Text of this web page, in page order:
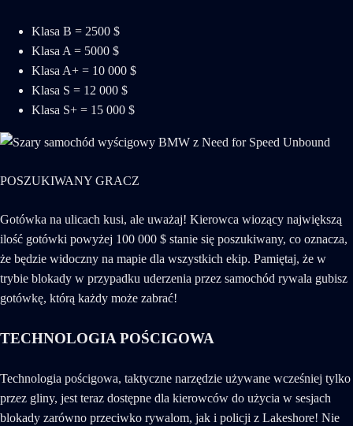
Klasa B = 2500 $
Klasa A = 5000 $
Klasa A+ = 10 000 $
Klasa S = 12 000 $
Klasa S+ = 15 000 $
POSZUKIWANY GRACZ
Gotówka na ulicach kusi, ale uważaj! Kierowca wiozący największą
ilość gotówki powyżej 100 000 $ stanie się poszukiwany, co oznacza,
że będzie widoczny na mapie dla wszystkich ekip. Pamiętaj, że w
trybie blokady w przypadku uderzenia przez samochód rywala gubisz
gotówkę, którą każdy może zabrać!
TECHNOLOGIA POŚCIGOWA
Technologia pościgowa, taktyczne narzędzie używane wcześniej tylko
przez gliny, jest teraz dostępne dla kierowców do użycia w sesjach
blokady zarówno przeciwko rywalom, jak i policji z Lakeshore! Nie